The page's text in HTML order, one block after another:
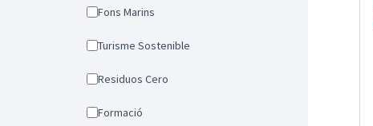
Fons Marins
Turisme Sostenible
Residuos Cero
Formació